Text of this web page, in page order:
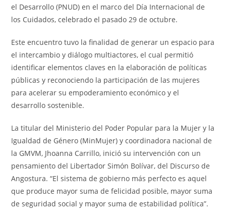
el Desarrollo (PNUD) en el marco del Día Internacional de
los Cuidados, celebrado el pasado 29 de octubre.
Este encuentro tuvo la finalidad de generar un espacio para
el intercambio y diálogo multiactores, el cual permitió
identificar elementos claves en la elaboración de políticas
públicas y reconociendo la participación de las mujeres
para acelerar su empoderamiento económico y el
desarrollo sostenible.
La titular del Ministerio del Poder Popular para la Mujer y la
Igualdad de Género (MinMujer) y coordinadora nacional de
la GMVM, Jhoanna Carrillo, inició su intervención con un
pensamiento del Libertador Simón Bolívar, del Discurso de
Angostura. “El sistema de gobierno más perfecto es aquel
que produce mayor suma de felicidad posible, mayor suma
de seguridad social y mayor suma de estabilidad política”.